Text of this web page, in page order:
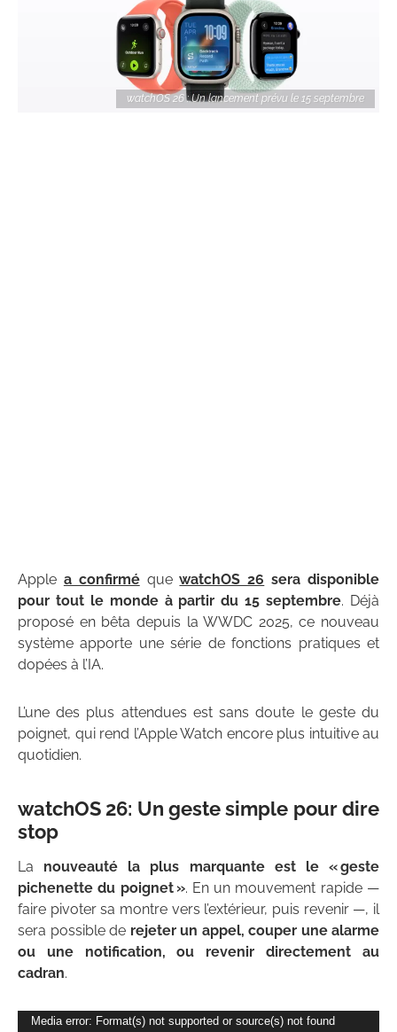
watchOS 26 : Un lancement prévu le 15 septembre
Apple a confirméquewatchOS 26 sera disponible
pour tout le monde à partir du 15 septembre. Déjà
proposé en bêta depuis la WWDC 2025, ce nouveau
système apporte une série de fonctions pratiques et
dopées à l’IA.
L’une des plus attendues est sans doute le geste du
poignet, qui rend l’Apple Watch encore plus intuitive au
quotidien.
watchOS 26: Un geste simple pour dire
stop
La nouveauté la plus marquante est le « geste
pichenette du poignet ». En un mouvement rapide —
faire pivoter sa montre vers l’extérieur, puis revenir —, il
sera possible de rejeter un appel, couper une alarme
ou une notification, ou revenir directement au
cadran.
Lecteur
Media error: Format(s) not supported or source(s) not found